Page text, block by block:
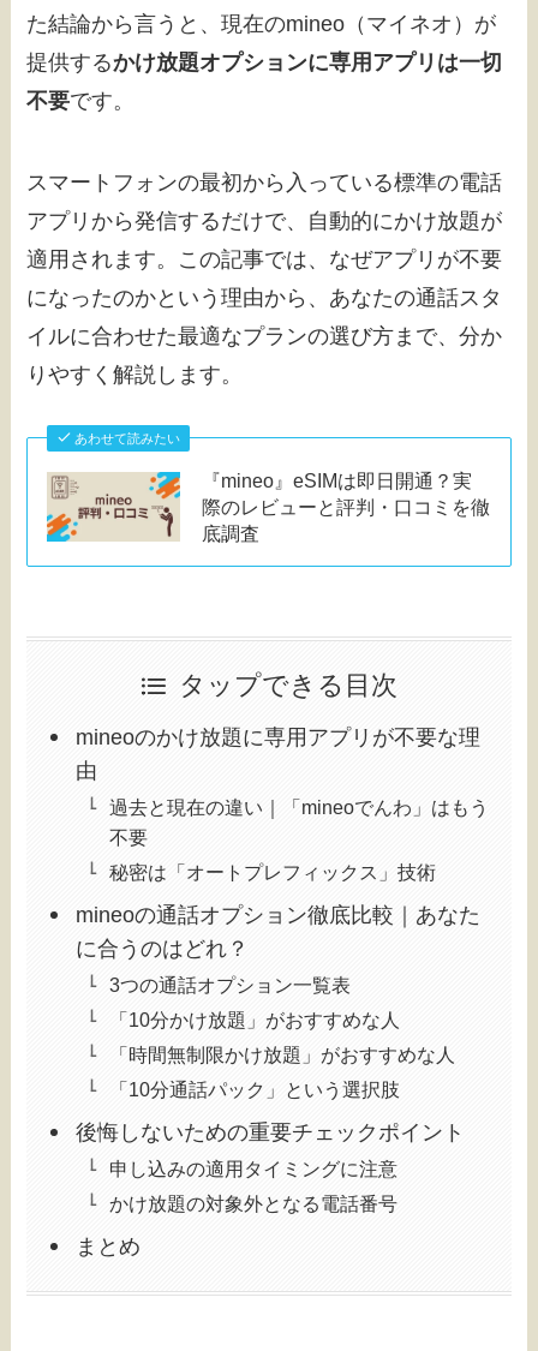
た結論から言うと、現在のmineo（マイネオ）が
提供するかけ放題オプションに専用アプリは一切
不要です。
スマートフォンの最初から入っている標準の電話
アプリから発信するだけで、自動的にかけ放題が
適用されます。この記事では、なぜアプリが不要
になったのかという理由から、あなたの通話スタ
イルに合わせた最適なプランの選び方まで、分か
りやすく解説します。
あわせて読みたい
『mineo』eSIMは即日開通？実
際のレビューと評判・口コミを徹
底調査
タップできる目次
mineoのかけ放題に専用アプリが不要な理
由
過去と現在の違い｜「mineoでんわ」はもう
不要
秘密は「オートプレフィックス」技術
mineoの通話オプション徹底比較｜あなた
に合うのはどれ？
3つの通話オプション一覧表
「10分かけ放題」がおすすめな人
「時間無制限かけ放題」がおすすめな人
「10分通話パック」という選択肢
後悔しないための重要チェックポイント
申し込みの適用タイミングに注意
かけ放題の対象外となる電話番号
まとめ